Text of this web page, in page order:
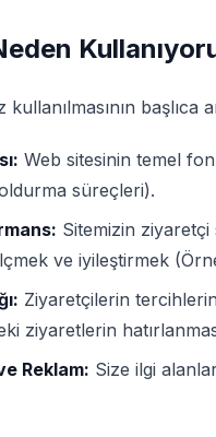
başlıca
Web sitesinin temel
süreçleri).
Sitemizin ziyaretçi
ve iyileştirmek
Ziyaretçilerin
ziyaretlerin
Reklam: Size ilgi